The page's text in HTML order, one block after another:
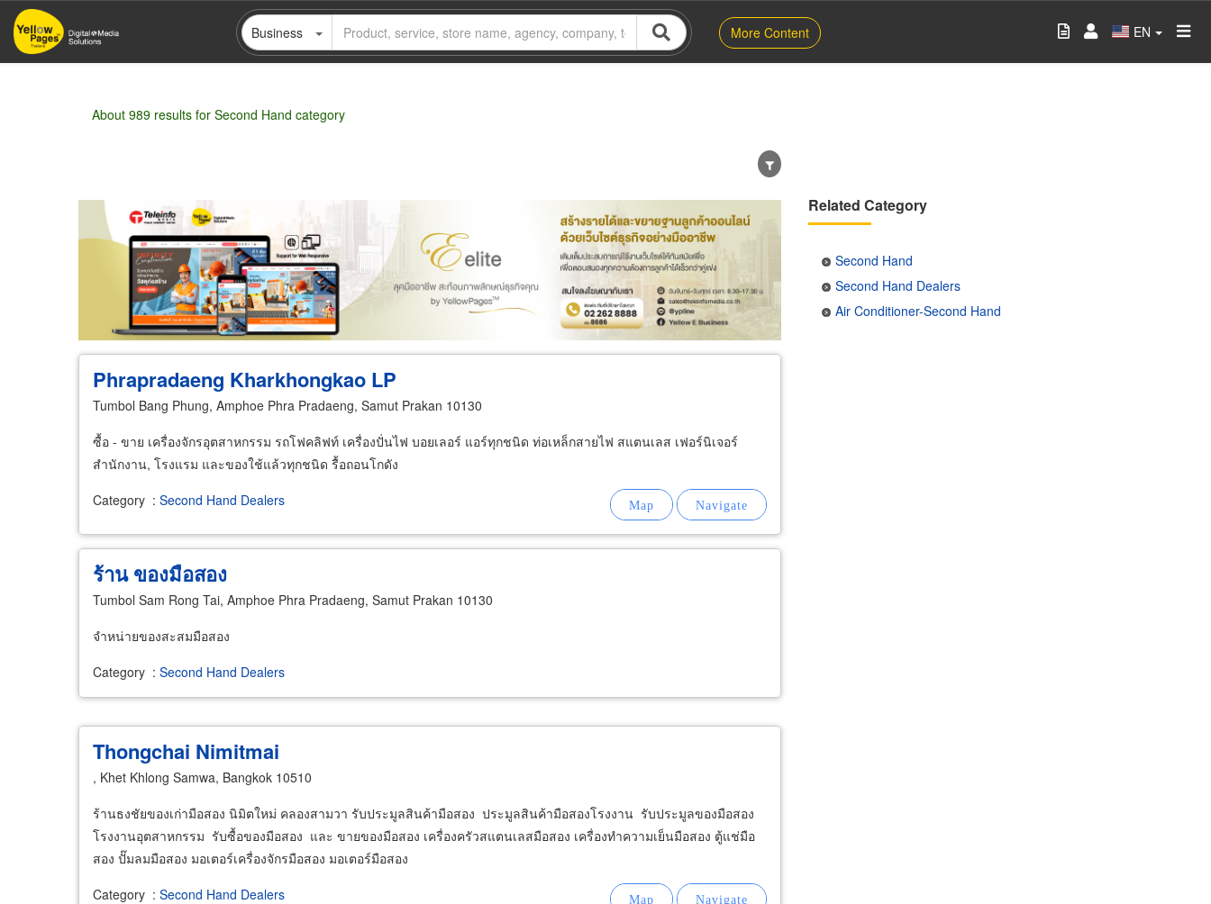
Skip
main
Business More Content EN
About 989 results for Second Hand category
Wholesale Retail Manufacturer Dealer Exporter/Importer Service Business
Phrapradaeng Kharkhongkao LP
Tumbol Bang Phung, Amphoe Phra Pradaeng, Samut Prakan 10130
ซื้อ - ขาย เครื่องจักรอุตสาหกรรม รถโฟคลิฟท์ เครื่องปั่นไฟ บอยเลอร์ แอร์ทุกชนิด ท่อเหล็กสายไฟ สแตนเลส เฟอร์นิเจอร์
สำนักงาน, โรงแรม และของใช้แล้วทุกชนิด รื้อถอนโกดัง
Category : Second Hand Dealers
ร้านของมือสอง
Tumbol Sam Rong Tai, Amphoe Phra Pradaeng, Samut Prakan 10130
จำหน่ายของสะสมมือสอง
Category : Second Hand Dealers
Thongchai Nimitmai
, Khet Khlong Samwa, Bangkok 10510
ร้านธงชัยของเก่ามือสอง นิมิตใหม่ คลองสามวา รับประมูลสินค้ามือสอง ประมูลสินค้ามือสองโรงงาน รับประมูลของมือสอง
โรงงานอุตสาหกรรม รับซื้อของมือสอง และ ขายของมือสอง เครื่องครัวสแตนเลสมือสอง เครื่องทำความเย็นมือสอง ตู้แช่มือ
สอง ปั๊มลมมือสอง มอเตอร์เครื่องจักรมือสอง มอเตอร์มือสอง
Category : Second Hand Dealers
Related Category
Second Hand
Second Hand Dealers
Air Conditioner-Second Hand